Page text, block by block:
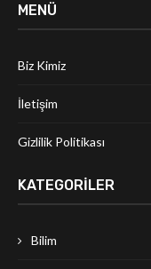
MENÜ
Biz Kimiz
İletişim
Gizlilik Politikası
KATEGORILER
Bilim